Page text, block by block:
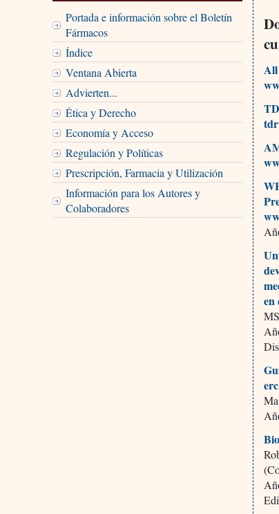
Portada e información sobre el Boletín
Fármacos
Índice
Ventana Abierta
Advierten...
Ética y Derecho
Economía y Acceso
Regulación y Políticas
Prescripción, Farmacia y Utilización
Información para los Autores y
Colaboradores
en